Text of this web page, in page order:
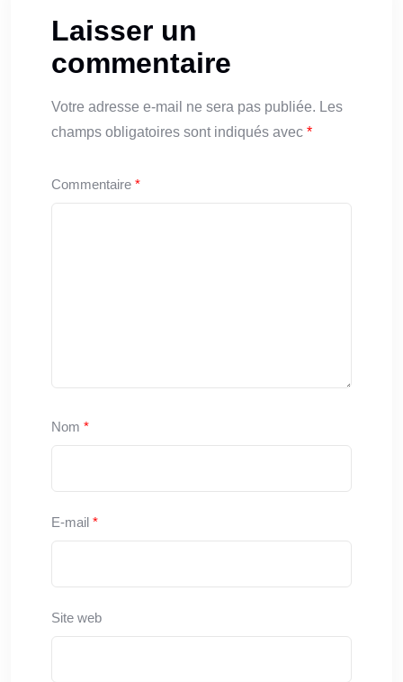
Laisser un
commentaire
Votre adresse e-mail ne sera pas publiée. Les
champs obligatoires sont indiqués avec *
Commentaire *
Nom *
E-mail *
Site web